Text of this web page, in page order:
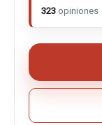
323 opiniones